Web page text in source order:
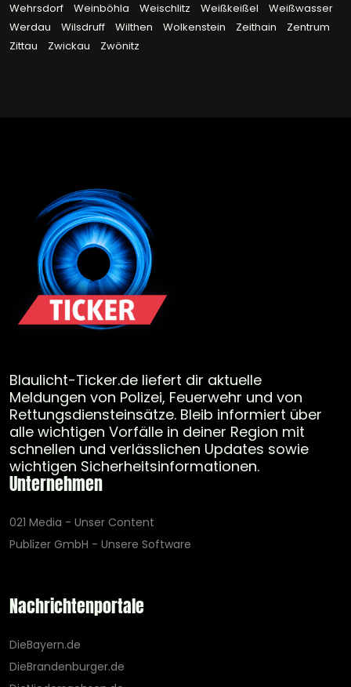
Wehrsdorf
Weinböhla Weischlitz Weißkeißel
Weißwasser
Werdau
Wilsdruff Wilthen Wolkenstein Zeithain
Zentrum
Zittau
Zwickau Zwönitz
Blaulicht-Ticker.de liefert dir aktuelle
Meldungen von Polizei, Feuerwehr und von
Rettungsdiensteinsätze. Bleib informiert über
alle wichtigen Vorfälle in deiner Region mit
schnellen und verlässlichen Updates sowie
wichtigen Sicherheitsinformationen.
Unternehmen
021 Media - Unser Content
Publizer GmbH - Unsere Software
Nachrichtenportale
DieBayern.de
DieBrandenburger.de